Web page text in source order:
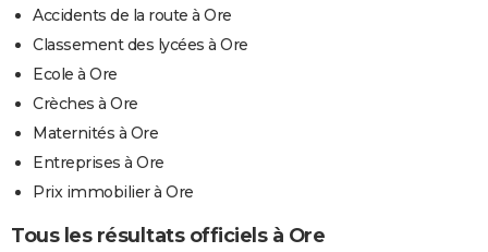
Accidents de la route à Ore
Classement des lycées à Ore
Ecole à Ore
Crèches à Ore
Maternités à Ore
Entreprises à Ore
Prix immobilier à Ore
Tous les résultats officiels à Ore